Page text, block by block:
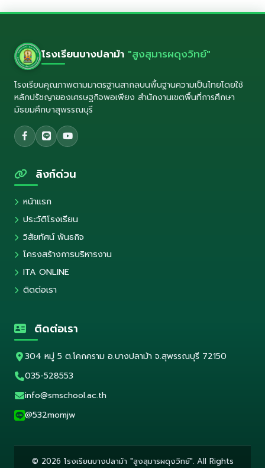
วิทย์"
อดีตกำนันตำบลจระเข้ใหญ่ เมื่อปี พ.ศ. 2471
โรงเรียนบางปลาม้า "สูงสุมารผดุงวิทย์"
โรงเรียนคุณภาพตามมาตรฐานสากลบนพื้นฐานความเป็นไทยโดยใช้
หลักปรัชญาของเศรษฐกิจพอเพียง สำนักงานเขตพื้นที่การศึกษา
มัธยมศึกษาสุพรรณบุรี
ลิงก์ด่วน
หน้าแรก
ประวัติโรงเรียน
วิสัยทัศน์ พันธกิจ
โครงสร้างการบริหารงาน
ITA ONLINE
ติดต่อเรา
ติดต่อเรา
304 หมู่ 5 ต.โคกคราม อ.บางปลาม้า จ.สุพรรณบุรี 72150
035-528553
info@smschool.ac.th
@532momjw
© 2026 โรงเรียนบางปลาม้า "สูงสุมารผดุงวิทย์". All Rights